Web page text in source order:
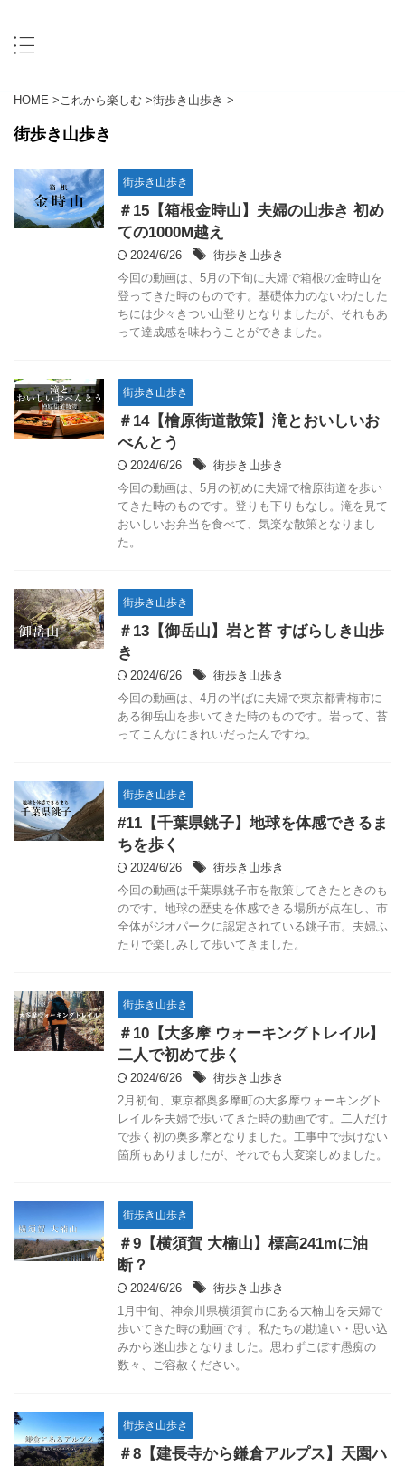
HOME >これから楽しむ >街歩き山歩き >
街歩き山歩き
街歩き山歩き
＃15【箱根金時山】夫婦の山歩き 初め
ての1000M越え
2024/6/26
街歩き山歩き
今回の動画は、5月の下旬に夫婦で箱根の金時山を
登ってきた時のものです。基礎体力のないわたした
ちには少々きつい山登りとなりましたが、それもあ
って達成感を味わうことができました。
街歩き山歩き
＃14【檜原街道散策】滝とおいしいお
べんとう
2024/6/26
街歩き山歩き
今回の動画は、5月の初めに夫婦で檜原街道を歩い
てきた時のものです。登りも下りもなし。滝を見て
おいしいお弁当を食べて、気楽な散策となりまし
た。
街歩き山歩き
＃13【御岳山】岩と苔 すばらしき山歩
き
2024/6/26
街歩き山歩き
今回の動画は、4月の半ばに夫婦で東京都青梅市に
ある御岳山を歩いてきた時のものです。岩って、苔
ってこんなにきれいだったんですね。
街歩き山歩き
#11【千葉県銚子】地球を体感できるま
ちを歩く
2024/6/26
街歩き山歩き
今回の動画は千葉県銚子市を散策してきたときのも
のです。地球の歴史を体感できる場所が点在し、市
全体がジオパークに認定されている銚子市。夫婦ふ
たりで楽しみして歩いてきました。
街歩き山歩き
＃10【大多摩 ウォーキングトレイル】
二人で初めて歩く
2024/6/26
街歩き山歩き
2月初旬、東京都奥多摩町の大多摩ウォーキングト
レイルを夫婦で歩いてきた時の動画です。二人だけ
で歩く初の奥多摩となりました。工事中で歩けない
箇所もありましたが、それでも大変楽しめました。
街歩き山歩き
＃9【横須賀 大楠山】標高241mに油
断？
2024/6/26
街歩き山歩き
1月中旬、神奈川県横須賀市にある大楠山を夫婦で
歩いてきた時の動画です。私たちの勘違い・思い込
みから迷山歩となりました。思わずこぼす愚痴の
数々、ご容赦ください。
街歩き山歩き
＃8【建長寺から鎌倉アルプス】天園ハ